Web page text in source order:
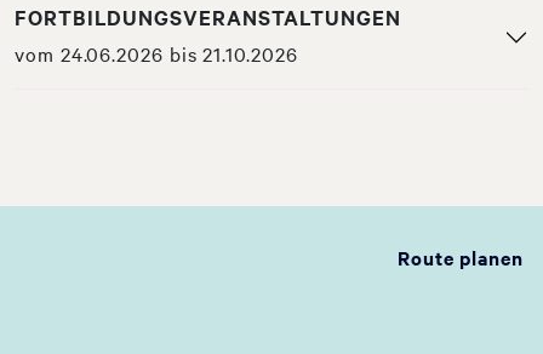
FORTBILDUNGSVERANSTALTUNGEN
vom 24.06.2026 bis 21.10.2026
Route planen